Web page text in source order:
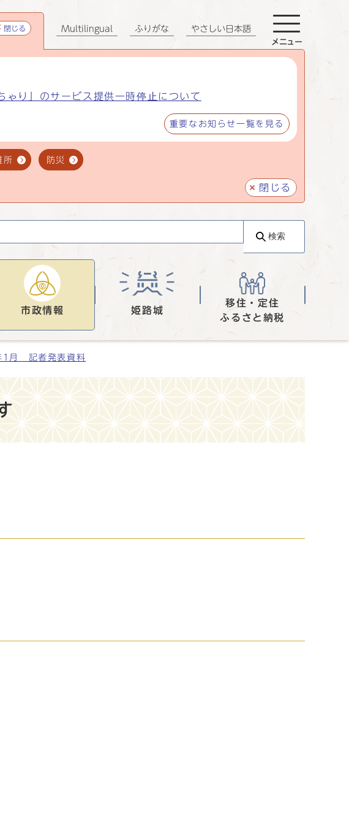
閉じる
ゃり」のサービス提供一時停止について
重要なお知らせ一覧を見る
所 防災
閉じる
Multilingual ふりがな やさしい日本語
メニュー
検索
市政情報 姫路城
移住・定住
ふるさと納税
1月 記者発表資料